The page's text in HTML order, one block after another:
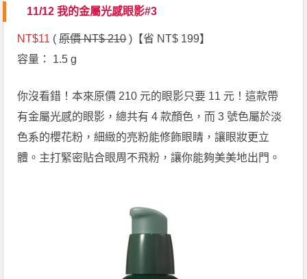
11/12 我的金屬光感眼影#3
NT$11 (原價 NT$ 210)【省 NT$ 199】
容量： 1.5 g
你沒看錯！本來原價 210 元的眼影只要 11 元！這款帶
有金屬光感的眼影，總共有 4 款顏色，而 3 號色屬於淡
色系的櫻花粉，細緻的亮粉能修飾眼睛，讓眼妝更立
體。主打緊密貼合眼周不飛粉，讓你能夠美美地出門。